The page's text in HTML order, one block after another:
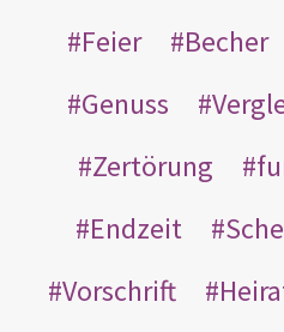
Feier
Becher
Genuss
Zertörung
Endzeit
Vorschrift